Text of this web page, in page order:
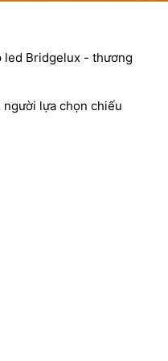
led Bridgelux - thương
người lựa chọn chiếu